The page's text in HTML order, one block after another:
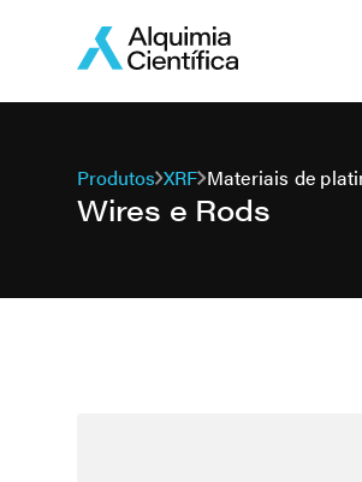
Produtos XRF Materiais de
Wires e Rods